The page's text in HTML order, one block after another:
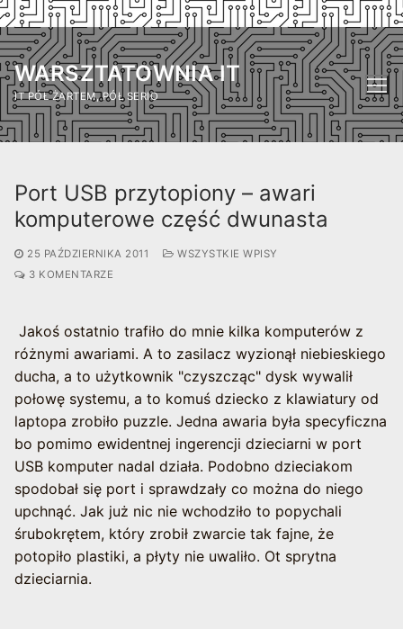
Przejdź
do
treści
WARSZTATOWNIA IT
IT PÓŁ ŻARTEM, PÓŁ SERIO
Port USB przytopiony – awari
komputerowe część dwunasta
25 PAŹDZIERNIKA 2011
WSZYSTKIE WPISY
3 KOMENTARZE
Jakoś ostatnio trafiło do mnie kilka komputerów z
różnymi awariami. A to zasilacz wyzionął niebieskiego
ducha, a to użytkownik "czyszcząc" dysk wywalił
połowę systemu, a to komuś dziecko z klawiatury od
laptopa zrobiło puzzle. Jedna awaria była specyficzna
bo pomimo ewidentnej ingerencji dzieciarni w port
USB komputer nadal działa. Podobno dzieciakom
spodobał się port i sprawdzały co można do niego
upchnąć. Jak już nic nie wchodziło to popychali
śrubokrętem, który zrobił zwarcie tak fajne, że
potopiło plastiki, a płyty nie uwaliło. Ot sprytna
dzieciarnia.